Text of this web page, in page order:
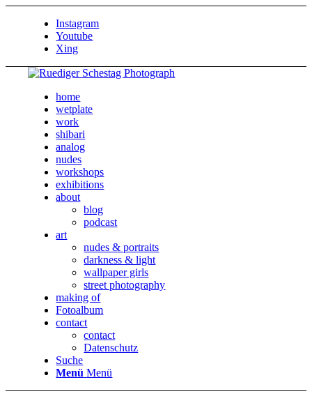
Instagram
Youtube
Xing
home
wetplate
work
shibari
analog
nudes
workshops
exhibitions
about
blog
podcast
art
nudes & portraits
darkness & light
wallpaper girls
street photography
making of
Fotoalbum
contact
contact
Datenschutz
Suche
Menü Menü